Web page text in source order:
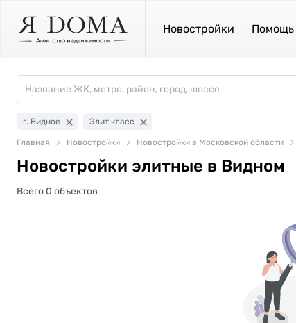
Новостройки Помощь
г. Видное Элит класс
Главная Новостройки Новостройки в Московской области
Новостройки элитные в Видном
Всего 0 объектов